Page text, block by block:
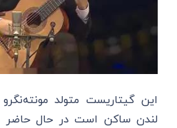
این گیتاریست متولد
لندن ساکن است در حال حاضر